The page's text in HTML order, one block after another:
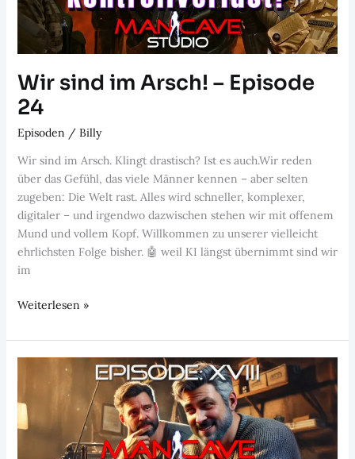
Wir sind im Arsch! – Episode
24
Episoden / Billy
Wir sind im Arsch. Klingt drastisch? Ist es auch.Wir reden
über das Gefühl, das viele Männer kennen – aber selten
zugeben: Die Welt rast. Alles wird schneller, komplexer,
digitaler – und irgendwo dazwischen stehen wir mit offenem
Mund und vollem Kopf. Willkommen zu unserer vielleicht
ehrlichsten Folge bisher. 🤖 weil KI längst übernimmt sind wir
im
Wir
im
Arsch!
24
Weiterlesen »